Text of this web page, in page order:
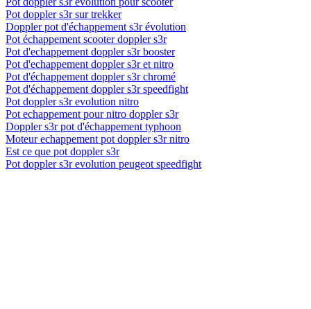
Pot doppler s3r sur trekker
Doppler pot d'échappement s3r évolution
Pot échappement scooter doppler s3r
Pot d'echappement doppler s3r booster
Pot d'echappement doppler s3r et nitro
Pot d'échappement doppler s3r chromé
Pot d'échappement doppler s3r speedfight
Pot doppler s3r evolution nitro
Pot echappement pour nitro doppler s3r
Doppler s3r pot d'échappement typhoon
Moteur echappement pot doppler s3r nitro
Est ce que pot doppler s3r
Pot doppler s3r evolution peugeot speedfight